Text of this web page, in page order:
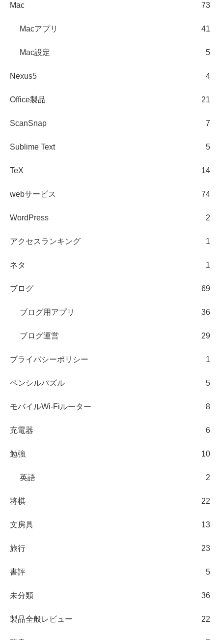
Mac 73
Macアプリ 41
Mac設定 5
Nexus5 4
Office製品 21
ScanSnap 7
Sublime Text 5
TeX 14
webサービス 74
WordPress 2
アクセスランキング 1
ネタ 1
ブログ 69
ブログ用アプリ 36
ブログ運営 29
プライバシーポリシー 1
ペンシルパズル 5
モバイルWi-Fiルーター 8
充電器 6
勉強 10
英語 2
将棋 22
文房具 13
旅行 23
書評 5
未分類 36
製品全般レビュー 22